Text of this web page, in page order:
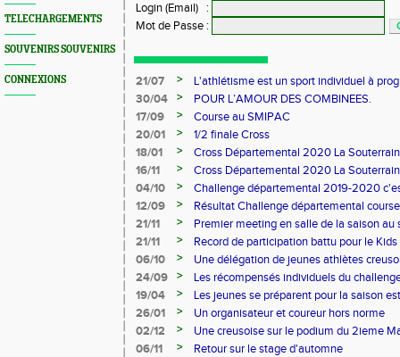
TELECHARGEMENTS
SOUVENIRS SOUVENIRS
CONNEXIONS
Login (Email)
:
Mot de Passe :
21/07 >
L'athlétisme est un sport individuel à
30/04
>
POUR L’AMOUR DES COMBINEES.
17/09
>
Course au SMIPAC
20/01
>
1/2 finale Cross
18/01
>
Cross Départemental 2020 La
16/11
>
Cross Départemental 2020 La
04/10
>
Challenge départemental 2019-2020
12/09
>
Résultat Challenge départemental
21/11
>
Premier meeting en salle de la saison au
Aubière
21/11 >
Record de participation battu pour le
06/10
>
Une délégation de jeunes athlètes
24/09
>
Les récompensés individuels du
2017/2018
19/04 >
Les jeunes se préparent pour la saison
26/01
>
Un organisateur et coureur hors norme
02/12
>
Une creusoise sur le podium du 2ieme
06/11
>
Retour sur le stage d'automne